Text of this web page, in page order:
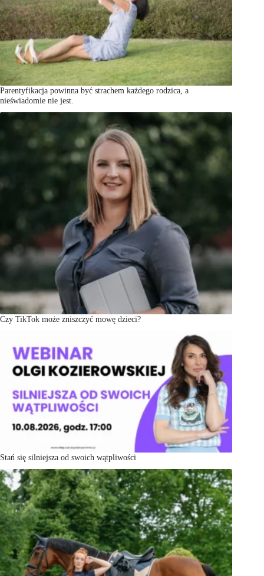
Parentyfikacja powinna być strachem każdego rodzica, a
nieświadomie nie jest.
Czy TikTok może zniszczyć mowę dzieci?
Stań się silniejsza od swoich wątpliwości